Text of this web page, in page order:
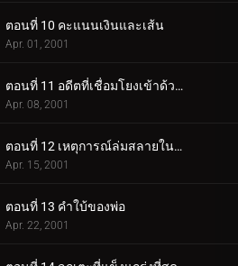
ตอนที่ 10 คะแนนเงินและเส้น
Apr. 01, 2001
ตอนที่ 11 อดีตที่เชื่อมโยงเข้าด้วยกัน
Apr. 08, 2001
ตอนที่ 12 เหตุการณ์ล่มสลายในทะเลสาบ!
Apr. 15, 2001
ตอนที่ 13 คำใบ้ของพ่อ
Apr. 22, 2001